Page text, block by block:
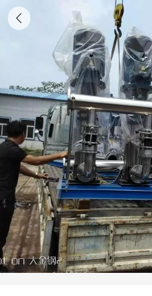
变频供水设备